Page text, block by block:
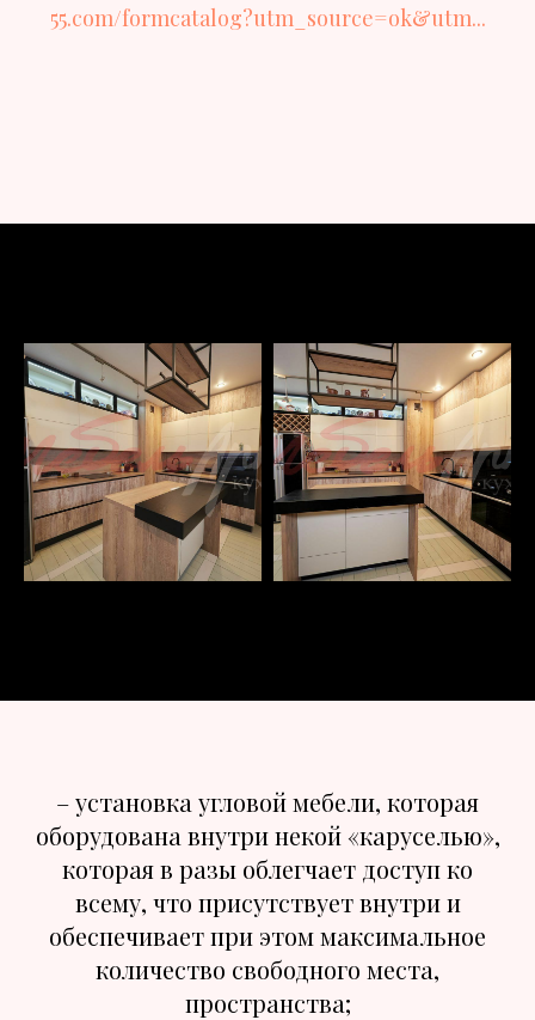
55.com/formcatalog?utm_source=ok&utm...
– установка угловой мебели, которая
оборудована внутри некой «каруселью»,
которая в разы облегчает доступ ко
всему, что присутствует внутри и
обеспечивает при этом максимальное
количество свободного места,
пространства;